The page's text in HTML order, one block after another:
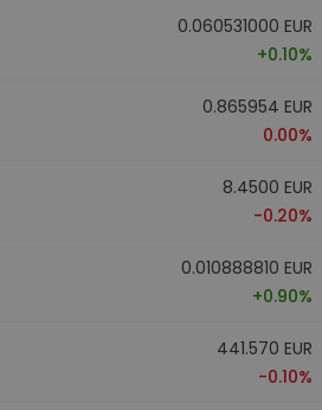
0.060531000 EUR
+0.10%
0.865954 EUR
0.00%
8.4500 EUR
-0.20%
0.010888810 EUR
+0.90%
441.570 EUR
-0.10%